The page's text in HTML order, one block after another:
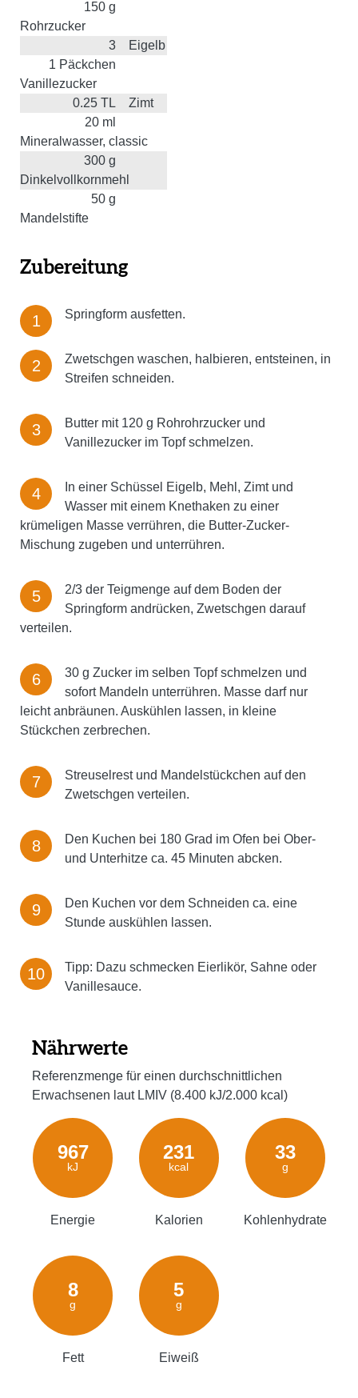
150 g
Rohrzucker
3
Eigelb
1 Päckchen
Vanillezucker
0.25 TL
Zimt
20 ml
Mineralwasser, classic
300 g
Dinkelvollkornmehl
50 g
Mandelstifte
Zubereitung
Springform ausfetten.
Zwetschgen waschen, halbieren, entsteinen, in
Streifen schneiden.
Butter mit 120 g Rohrohrzucker und
Vanillezucker im Topf schmelzen.
In einer Schüssel Eigelb, Mehl, Zimt und
Wasser mit einem Knethaken zu einer
krümeligen Masse verrühren, die Butter-Zucker-
Mischung zugeben und unterrühren.
2/3 der Teigmenge auf dem Boden der
Springform andrücken, Zwetschgen darauf
verteilen.
30 g Zucker im selben Topf schmelzen und
sofort Mandeln unterrühren. Masse darf nur
leicht anbräunen. Auskühlen lassen, in kleine
Stückchen zerbrechen.
Streuselrest und Mandelstückchen auf den
Zwetschgen verteilen.
Den Kuchen bei 180 Grad im Ofen bei Ober-
und Unterhitze ca. 45 Minuten abcken.
Den Kuchen vor dem Schneiden ca. eine
Stunde auskühlen lassen.
Tipp: Dazu schmecken Eierlikör, Sahne oder
Vanillesauce.
Nährwerte
Referenzmenge für einen durchschnittlichen
Erwachsenen laut LMIV (8.400 kJ/2.000 kcal)
967
kJ
Energie
231
kcal
Kalorien
33
g
Kohlenhydrate
8
g
Fett
5
g
Eiweiß